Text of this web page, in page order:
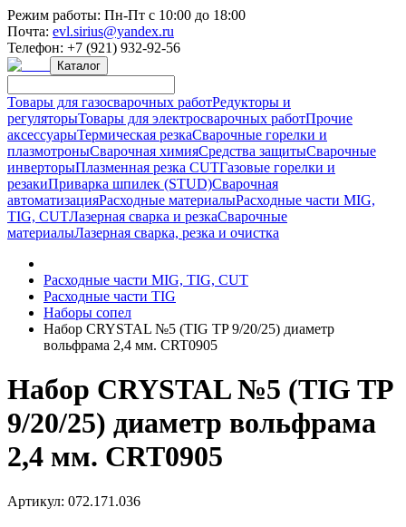
Режим работы: Пн-Пт с 10:00 до 18:00
Почта: evl.sirius@yandex.ru
Телефон: +7 (921) 932-92-56
Каталог
Товары для газосварочных работРедукторы и
регуляторыТовары для электросварочных работПрочие
аксессуарыТермическая резкаСварочные горелки и
плазмотроныСварочная химияСредства защитыСварочные
инверторыПлазменная резка CUTГазовые горелки и
резакиПриварка шпилек (STUD)Сварочная
автоматизацияРасходные материалыРасходные части MIG,
TIG, CUTЛазерная сварка и резкаСварочные
материалыЛазерная сварка, резка и очистка
Расходные части MIG, TIG, CUT
Расходные части TIG
Наборы сопел
Набор CRYSTAL №5 (TIG TP 9/20/25) диаметр
вольфрама 2,4 мм. CRT0905
Набор CRYSTAL №5 (TIG TP
9/20/25) диаметр вольфрама
2,4 мм. CRT0905
Артикул: 072.171.036